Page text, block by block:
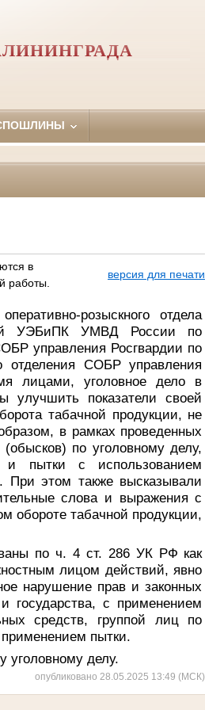
в
работы.
версия для печати
розыскного отдела
УЭБиПК УМВД России по
управления Росгвардии по
отделения СОБР управления
лицами, уголовное дело в
улучшить показатели своей
табачной продукции, не
в рамках проведенных
по уголовному делу,
пытки с использованием
При этом также высказывали
слова и выражения с
обороте табачной продукции,
по ч. 4 ст. 286 УК РФ как
лицом действий, явно
нарушение прав и законных
государства, с применением
средств, группой лиц по
применением пытки.
уголовному делу.
опубликовано 28.05.2025 13:49 (МСК)